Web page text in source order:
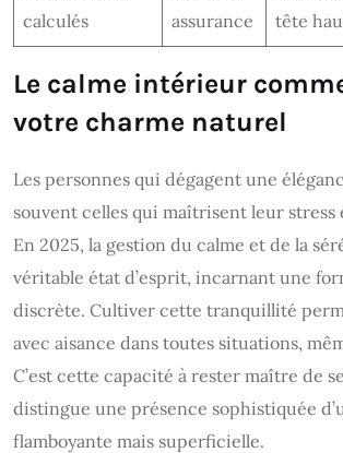
calculés
assurance
tête
Le calme intérieur
votre charme naturel
Les personnes qui dégagent une
souvent celles qui maîtrisent leur
En 2025, la gestion du calme et de la
véritable état d’esprit, incarnant une
discrète. Cultiver cette tranquillité
avec aisance dans toutes situations,
C’est cette capacité à rester maître de
distingue une présence sophistiquée
flamboyante mais superficielle.